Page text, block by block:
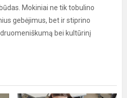
Mokiniai ne tik tobulino
gebėjimus, bet ir stiprino
bei kultūrinį